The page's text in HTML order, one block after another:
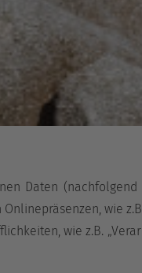
Daten (nachfolgend
wie
wie z.B.